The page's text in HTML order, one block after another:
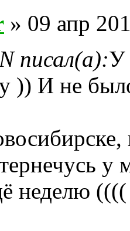
» 09 апр
писал(а):У
)) И не
у
неделю ((((